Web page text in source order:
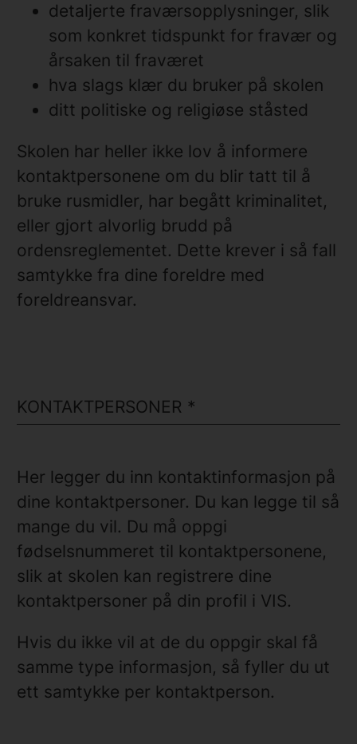
detaljerte fraværsopplysninger, slik
som konkret tidspunkt for fravær og
årsaken til fraværet
hva slags klær du bruker på skolen
ditt politiske og religiøse ståsted
Skolen har heller ikke lov å informere
kontaktpersonene om du blir tatt til å
bruke rusmidler, har begått kriminalitet,
eller gjort alvorlig brudd på
ordensreglementet. Dette krever i så fall
samtykke fra dine foreldre med
foreldreansvar.
KONTAKTPERSONER *
Her legger du inn kontaktinformasjon på
dine kontaktpersoner. Du kan legge til så
mange du vil. Du må oppgi
fødselsnummeret til kontaktpersonene,
slik at skolen kan registrere dine
kontaktpersoner på din profil i VIS.
Hvis du ikke vil at de du oppgir skal få
samme type informasjon, så fyller du ut
ett samtykke per kontaktperson.